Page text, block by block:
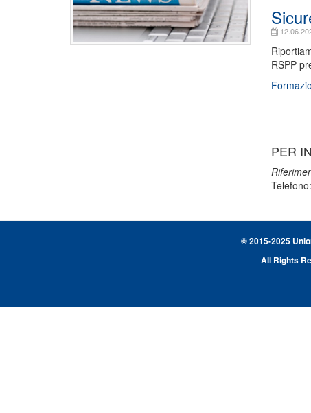
RSPP
PER
© 2015-2025
All Rights